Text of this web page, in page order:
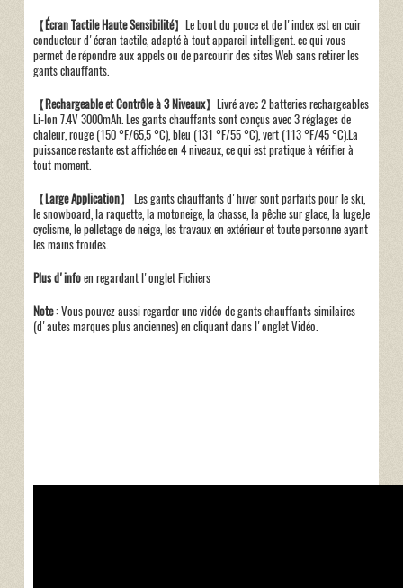
【Écran Tactile Haute Sensibilité】Le bout du pouce et de l'index est en cuir
conducteur d'écran tactile, adapté à tout appareil intelligent. ce qui vous
permet de répondre aux appels ou de parcourir des sites Web sans retirer les
gants chauffants.
【Rechargeable et Contrôle à 3 Niveaux】Livré avec 2 batteries rechargeables
Li-Ion 7.4V 3000mAh. Les gants chauffants sont conçus avec 3 réglages de
chaleur, rouge (150 °F/65,5 °C), bleu (131 °F/55 °C), vert (113 °F/45 °C).La
puissance restante est affichée en 4 niveaux, ce qui est pratique à vérifier à
tout moment.
【Large Application】 Les gants chauffants d'hiver sont parfaits pour le ski,
le snowboard, la raquette, la motoneige, la chasse, la pêche sur glace, la luge,le
cyclisme, le pelletage de neige, les travaux en extérieur et toute personne ayant
les mains froides.
Plus d'infoen regardant l'onglet Fichiers
Note: Vous pouvez aussi regarder une vidéo de gants chauffants similaires
(d'autes marques plus anciennes) en cliquant dans l'onglet Vidéo.